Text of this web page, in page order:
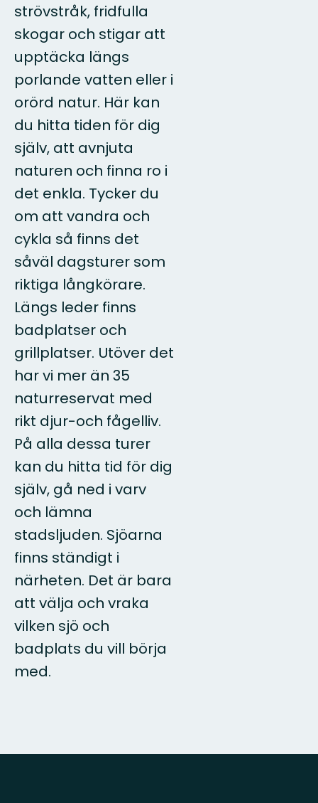
strövstråk, fridfulla
skogar och stigar att
upptäcka längs
porlande vatten eller i
orörd natur. Här kan
du hitta tiden för dig
själv, att avnjuta
naturen och finna ro i
det enkla. Tycker du
om att vandra och
cykla så finns det
såväl dagsturer som
riktiga långkörare.
Längs leder finns
badplatser och
grillplatser. Utöver det
har vi mer än 35
naturreservat med
rikt djur-och fågelliv.
På alla dessa turer
kan du hitta tid för dig
själv, gå ned i varv
och lämna
stadsljuden. Sjöarna
finns ständigt i
närheten. Det är bara
att välja och vraka
vilken sjö och
badplats du vill börja
med.